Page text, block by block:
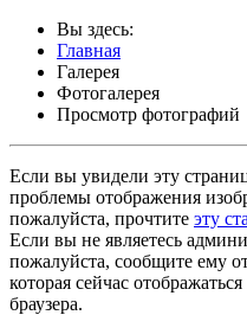
Вы здесь:
Главная
Галерея
Фотогалерея
Просмотр фотографий
Если вы увидели эту
проблемы отображения
пожалуйста, прочтите эту
Если вы не являетесь
пожалуйста, сообщите ему
которая сейчас
браузера.